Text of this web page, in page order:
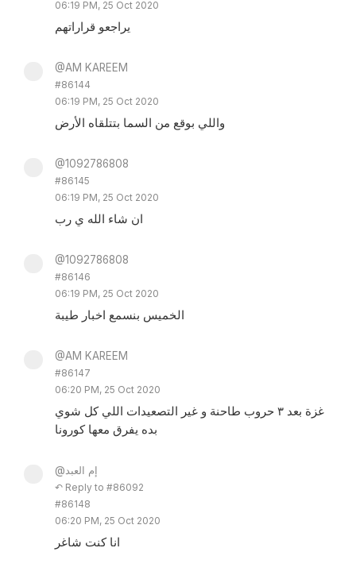
06:19 PM, 25 Oct 2020
يراجعو قراراتهم
@AM KAREEM
#86144
06:19 PM, 25 Oct 2020
واللي بوقع من السما بتتلقاه الأرض
@1092786808
#86145
06:19 PM, 25 Oct 2020
ان شاء الله ي رب
@1092786808
#86146
06:19 PM, 25 Oct 2020
الخميس بنسمع اخبار طيبة
@AM KAREEM
#86147
06:20 PM, 25 Oct 2020
غزة بعد ٣ حروب طاحنة و غير التصعيدات اللي كل شوي
بده يفرق معها كورونا
@إم العبد
↶ Reply to #86092
#86148
06:20 PM, 25 Oct 2020
انا كنت شاغر